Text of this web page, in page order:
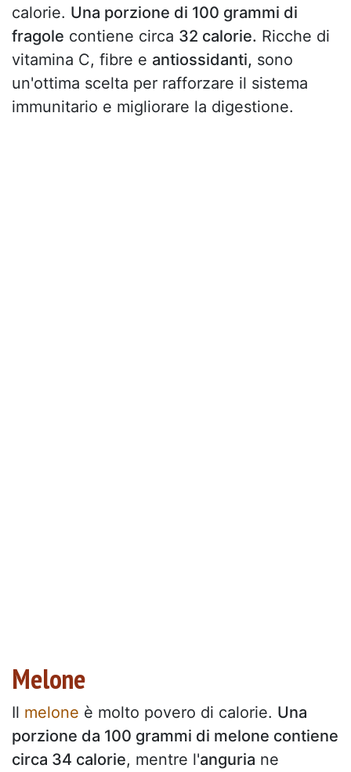
calorie. Una porzione di 100 grammi di
fragole contiene circa 32 calorie. Ricche di
vitamina C, fibre e antiossidanti, sono
un'ottima scelta per rafforzare il sistema
immunitario e migliorare la digestione.
Melone
Il melone è molto povero di calorie. Una
porzione da 100 grammi di melone contiene
circa 34 calorie, mentre l'anguria ne